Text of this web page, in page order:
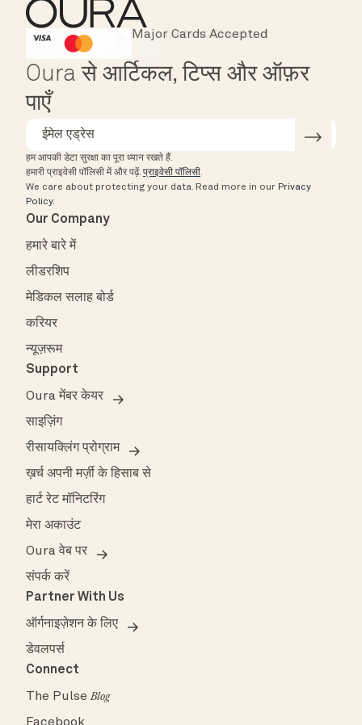
HSA/FSA Eligible
Instant Checkout
Major Cards Accepted
Oura से आर्टिकल, टिप्स और ऑफ़र
पाएँ
हम आपकी डेटा सुरक्षा का पूरा ध्यान रखते हैं.
हमारी प्राइवेसी पॉलिसी में और पढ़ें. प्राइवेसी पॉलिसी.
We care about protecting your data. Read more in our Privacy
Policy.
Our Company
हमारे बारे में
लीडरशिप
मेडिकल सलाह बोर्ड
करियर
न्यूज़रूम
Support
Oura मेंबर केयर
साइज़िंग
रीसायक्लिंग प्रोग्राम
ख़र्च अपनी मर्ज़ी के हिसाब से
हार्ट रेट मॉनिटरिंग
मेरा अकाउंट
Oura वेब पर
संपर्क करें
Partner With Us
ऑर्गनाइज़ेशन के लिए
डेवलपर्स
Connect
The PulseBlog